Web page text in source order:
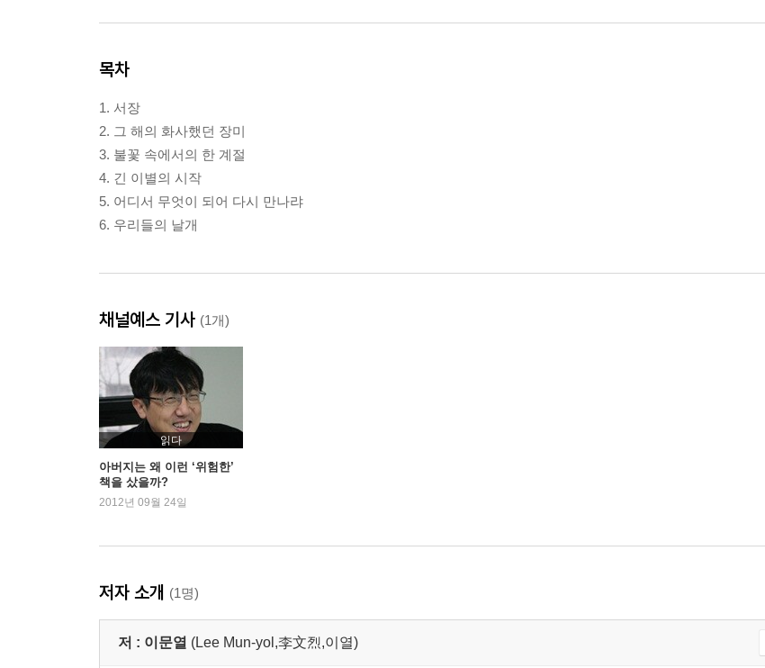
목차
1. 서장
2. 그 해의 화사했던 장미
3. 불꽃 속에서의 한 계절
4. 긴 이별의 시작
5. 어디서 무엇이 되어 다시 만나랴
6. 우리들의 날개
채널예스 기사 (1개)
읽다
아버지는 왜 이런 ‘위험한’
책을 샀을까?
2012년 09월 24일
저자 소개 (1명)
저 : 이문열 (Lee Mun-yol,李文烈,이열)